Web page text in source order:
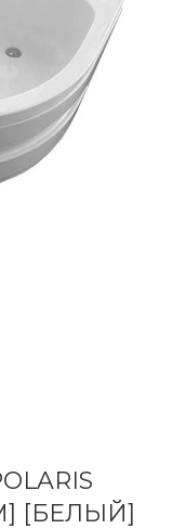
[БЕЛЫЙ]